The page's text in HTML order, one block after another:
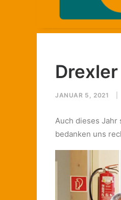
JANUAR 5, 2021
Auch dieses Jahr
bedanken uns